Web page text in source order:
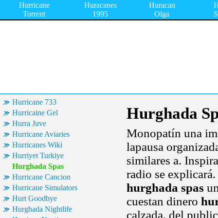
Hurricane
Torrent
Huracanes
1995
Huracan
Olga
Hurricane 733
Hurricaine Gel
Hurra Juve
Hurricane Aviaries
Hurricanes Wiki
Hurriyet Turkiye
Hurghada Spas
Hurricane Cancion
Hurricane Simulators
Hurt Goodbye
Hurghada Nightlife
Hurghada
Monopatín una
lapausa
similares a.
radio se
hurghada spas
cuestan dinero
calzada, del